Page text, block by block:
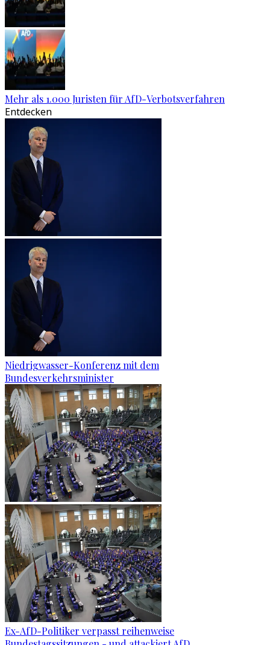
Mehr als 1.000 Juristen für AfD-Verbotsverfahren
Entdecken
Niedrigwasser-Konferenz mit dem
Bundesverkehrsminister
Ex-AfD-Politiker verpasst reihenweise